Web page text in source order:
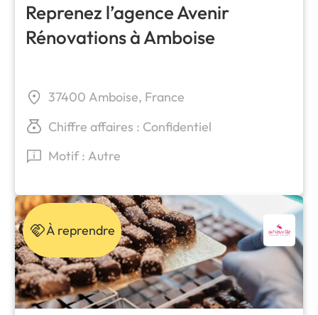
Reprenez l’agence Avenir
Rénovations à Amboise
37400 Amboise, France
Chiffre affaires : Confidentiel
Motif : Autre
À reprendre